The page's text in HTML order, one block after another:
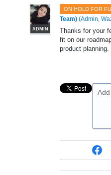
ON HOLD FOR
ADMIN
Team) (Admin,
Thanks for your
fit on our
product planning.